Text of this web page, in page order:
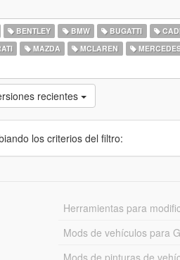
BENTLEY BMW BUGATTI
MAZDA MCLAREN
recientes
los criterios del filtro:
Herramientas para
Mods de vehículos para
Mods de pinturas de